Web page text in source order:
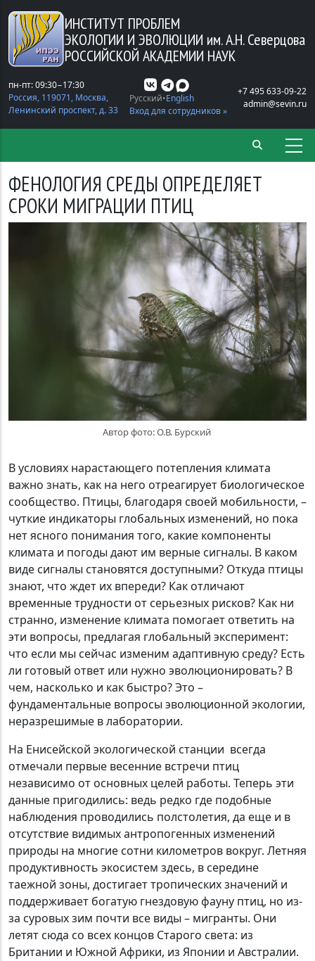
Перейти к основному содержанию
ИНСТИТУТ ПРОБЛЕМ
ЭКОЛОГИИ И ЭВОЛЮЦИИ им. А.Н. Северцова
РОССИЙСКОЙ АКАДЕМИИ НАУК
пн-пт: 09:30−17:30
Россия, 119071, Москва,
Ленинский проспект, д. 33
Русский English
Вход для сотрудников »
+7 495 633-09-22
admin@sevin.ru
ФЕНОЛОГИЯ СРЕДЫ ОПРЕДЕЛЯЕТ
СРОКИ МИГРАЦИИ ПТИЦ
Автор фото: О.В. Бурский
В условиях нарастающего потепления климата
важно знать, как на него отреагирует биологическое
сообщество. Птицы, благодаря своей мобильности, –
чуткие индикаторы глобальных изменений, но пока
нет ясного понимания того, какие компоненты
климата и погоды дают им верные сигналы. В каком
виде сигналы становятся доступными? Откуда птицы
знают, что ждет их впереди? Как отличают
временные трудности от серьезных рисков? Как ни
странно, изменение климата помогает ответить на
эти вопросы, предлагая глобальный эксперимент:
что если мы сейчас изменим адаптивную среду? Есть
ли готовый ответ или нужно эволюционировать? В
чем, насколько и как быстро? Это –
фундаментальные вопросы эволюционной экологии,
неразрешимые в лаборатории.
На Енисейской экологической станции всегда
отмечали первые весенние встречи птиц
независимо от основных целей работы. Теперь эти
данные пригодились: ведь редко где подобные
наблюдения проводились полстолетия, да еще и в
отсутствие видимых антропогенных изменений
природы на многие сотни километров вокруг. Летняя
продуктивность экосистем здесь, в середине
таежной зоны, достигает тропических значений и
поддерживает богатую гнездовую фауну птиц, но из-
за суровых зим почти все виды – мигранты. Они
летят сюда со всех концов Старого света: из
Британии и Южной Африки, из Японии и Австралии.